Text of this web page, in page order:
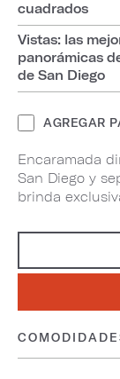
cuadrados
Vistas: las
panorámicas
de San Diego
AGREGAR
Encaramada
San Diego y
brinda